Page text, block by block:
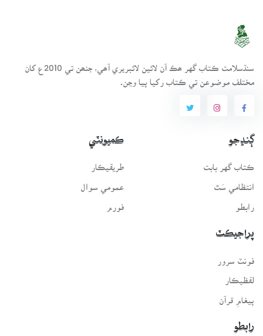
سنڌسلامت ڪتاب گهر ھڪ آن لائين لائبريري آھي، جنھن تي 2010ع کان
مختلف موضوعن تي ڪتاب رکيا پيا وڃن.
ڳنڍجو
ڪتاب گهر بابت
انتظامي سَٿ
رابطو
ڪميونٽي
طريقيڪار
عمومي سوال
پراجيڪٽ
فونٽ سرور
لفظيڪار
پيغامِ قرآن
رابطو